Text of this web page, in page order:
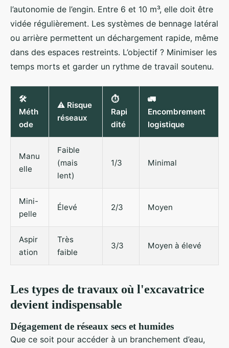
l’autonomie de l’engin. Entre 6 et 10 m³, elle doit être
vidée régulièrement. Les systèmes de bennage latéral
ou arrière permettent un déchargement rapide, même
dans des espaces restreints. L’objectif ? Minimiser les
temps morts et garder un rythme de travail soutenu.
🛠️
Méth
ode
⚠️ Risque
réseaux
⏱️
Rapi
dité
🚛
Encombrement
logistique
Manu
elle
Faible
(mais
lent)
1/3 Minimal
Mini-
pelle
Élevé 2/3 Moyen
Aspir
ation
Très
faible
3/3 Moyen à élevé
Les types de travaux où l'excavatrice
devient indispensable
Dégagement de réseaux secs et humides
Que ce soit pour accéder à un branchement d’eau,